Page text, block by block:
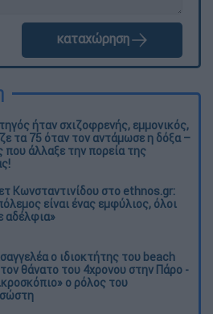
καταχώρηση
ήταν σχιζοφρενής, εμμονικός,
τα 75 όταν τον αντάμωσε η δόξα –
που άλλαξε την πορεία της
Κωνσταντινίδου στο ethnos.gr:
είναι ένας εμφύλιος, όλοι
αδέλφια»
ο ιδιοκτήτης του beach
τον θάνατο του 4χρονου στην Πάρο -
ο ρόλος του